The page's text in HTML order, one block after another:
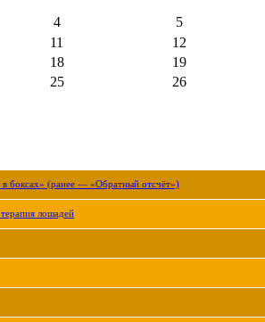
4
5
11
12
18
19
25
26
боксах» (ранее — «Обратный отсчёт»)
лошадей